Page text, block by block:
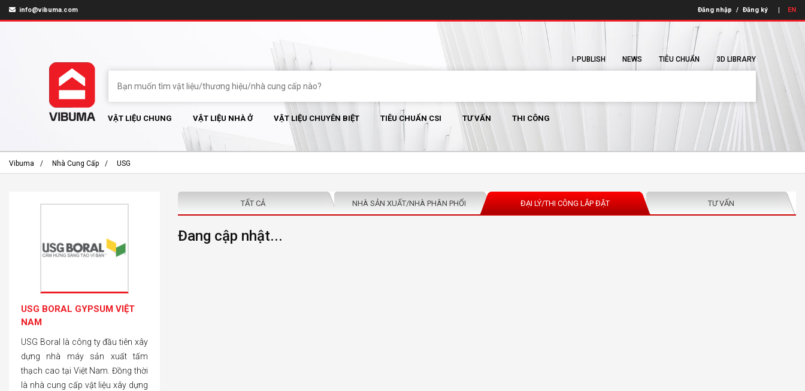
info@vibuma.com Đăng nhập / Đăng ký EN
I-PUBLISH NEWS TIÊU CHUẨN 3D LIBRARY
VẬT LIỆU CHUNG VẬT LIỆU NHÀ Ở VẬT LIỆU CHUYÊN BIỆT TIÊU CHUẨN CSI TƯ VẤN THI CÔNG
Vibuma Nhà Cung Cấp USG
TẤT CẢ NHÀ SẢN XUẤT/NHÀ PHÂN PHỐI ĐẠI LÝ/THI CÔNG LẮP ĐẶT TƯ VẤN
Đang cập nhật...
USG BORAL GYPSUM VIỆT
NAM
USG Boral là công ty đầu tiên xây
dựng nhà máy sản xuất tấm
thạch cao tại Việt Nam. Đồng thời
là nhà cung cấp vật liệu xây dựng